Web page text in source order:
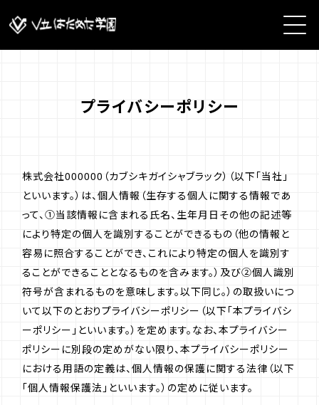
プライバシーポリシー
株式会社000000（カブシキガイシャブラック）（以下「当社」
といいます。）は、個人情報（生存する個人に関する情報であ
って、①当該情報に含まれる氏名、生年月日その他の記述等
により特定の個人を識別することができるもの（他の情報と
容易に照合することができ、これにより特定の個人を識別す
ることができることとなるものを含みます。）及び②個人識別
符号が含まれるものを意味します。以下同じ。）の取扱いにつ
いて以下のとおりプライバシーポリシー（以下「本プライバシ
ーポリシー」といいます。）を定めます。なお、本プライバシー
ポリシーに別段の定めがない限り、本プライバシーポリシー
における用語の定義は、個人情報の保護に関する法律（以下
「個人情報保護法」といいます。）の定めに従います。